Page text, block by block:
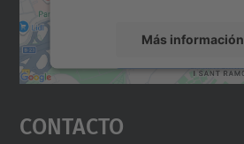
Más información
Aceptar
powered by
Contacto